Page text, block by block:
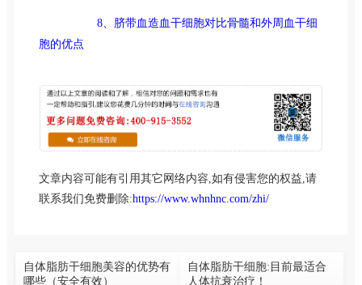
8、脐带血造血干细胞对比骨髓和外周血干细
胞的优点
文章内容可能有引用其它网络内容,如有侵害您的权益,请
联系我们免费删除:https://www.whnhnc.com/zhi/
自体脂肪干细胞美容的优势有
哪些（安全有效）
自体脂肪干细胞:目前最适合
人体抗衰治疗！